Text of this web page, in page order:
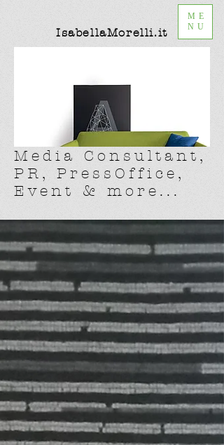
Media Consultant,
PR, PressOffice,
Event & more...
IsabellaMorelli.it
ME
NU